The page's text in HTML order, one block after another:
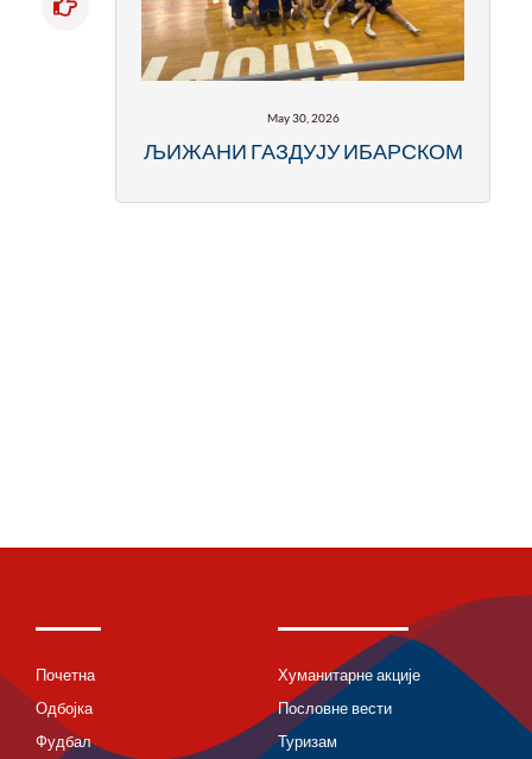
May 30, 2026
ЉИЖАНИ ГАЗДУЈУ ИБАРСКОМ
Почетна
Одбојка
Фудбал
Хуманитарне акције
Пословне вести
Туризам